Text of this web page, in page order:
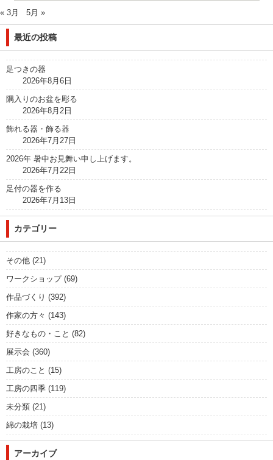
« 3月 5月 »
最近の投稿
足つきの器
2026年8月6日
隅入りのお盆を彫る
2026年8月2日
飾れる器・飾る器
2026年7月27日
2026年 暑中お見舞い申し上げます。
2026年7月22日
足付の器を作る
2026年7月13日
カテゴリー
その他 (21)
ワークショップ(69)
作品づくり (392)
作家の方々 (143)
好きなもの・こと (82)
展示会 (360)
工房のこと (15)
工房の四季 (119)
未分類 (21)
綿の栽培 (13)
アーカイブ